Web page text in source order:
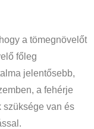
a tömegnövelőt
főleg
jelentősebb,
a fehérje
szüksége van és